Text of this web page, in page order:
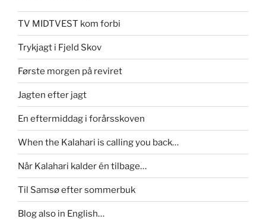
TV MIDTVEST kom forbi
Trykjagt i Fjeld Skov
Første morgen på reviret
Jagten efter jagt
En eftermiddag i forårsskoven
When the Kalahari is calling you back…
Når Kalahari kalder én tilbage…
Til Samsø efter sommerbuk
Blog also in English…